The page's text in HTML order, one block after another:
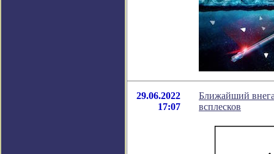
29.06.2022
17:07
Ближайший
всплесков